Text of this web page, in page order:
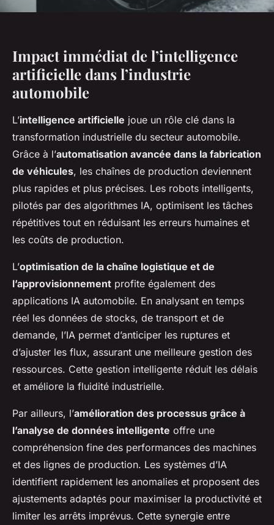
Impact immédiat de l’intelligence
artificielle dans l’industrie
automobile
L’intelligence artificielle joue un rôle clé dans la
transformation industrielle du secteur automobile.
Grâce à l’automatisation avancée dans la fabrication
de véhicules, les chaînes de production deviennent
plus rapides et plus précises. Les robots intelligents,
pilotés par des algorithmes IA, optimisent les tâches
répétitives tout en réduisant les erreurs humaines et
les coûts de production.
L’optimisation de la chaîne logistique et de
l’approvisionnement profite également des
applications IA automobile. En analysant en temps
réel les données de stocks, de transport et de
demande, l’IA permet d’anticiper les ruptures et
d’ajuster les flux, assurant une meilleure gestion des
ressources. Cette gestion intelligente réduit les délais
et améliore la fluidité industrielle.
Par ailleurs, l’amélioration des processus grâce à
l’analyse de données intelligente offre une
compréhension fine des performances des machines
et des lignes de production. Les systèmes d’IA
identifient rapidement les anomalies et proposent des
ajustements adaptés pour maximiser la productivité et
limiter les arrêts imprévus. Cette synergie entre